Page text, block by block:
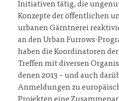
Initiativen tätig, die
Konzepte der öffentlichen
urbanen Gärntnerei
an den Urban Furrows-
haben die Koordinatoren
Treffen mit diversen
denen 2013 – und auch
Anmeldungen zu